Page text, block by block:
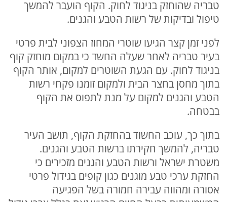
טבריה שהוחזק בניגוד לחוק. הקוף הועבר להמשך
טיפול ובדיקות של רשות הטבע והגנים.
לפני זמן קצר הגיעו שוטרי המחוז הצפוני לבית פרטי
בעיר טבריה לאחר שעלה החשד כי במקום מוחזק קוף
בניגוד לחוק. עם הגעת השוטרים למקום, אותר הקוף
בתוך מחסן בחצר הבית ולמקום זומנו פקחי רשות
הטבע והגנים למקום על מנת לתפוס את הקוף
בבטחה.
בתוך כך, עוכב החשוד בהחזקת הקוף, תושב העיר
טבריה, להמשך חקירתו ברשות הטבע והגנים.
משטרת ישראל ורשות הטבע והגנים מזכירים כי
החזקת ערכי טבע מוגנים כגון קופים בגידול פרטי
אסורה ומהווה עבירה חמורה בשל הפגיעה